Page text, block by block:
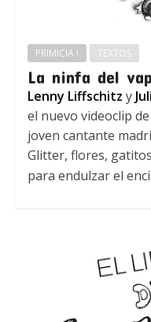
PRIMICIA ! TEXTOS
La ninfa del
Lenny Liffschitz y
el nuevo videoclip de
joven cantante
Glitter, flores,
para endulzar el